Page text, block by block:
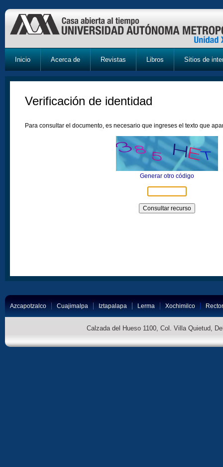
Inicio Acerca de Revistas Libros Sitios de
Verificación de identidad
Para consultar el documento, es necesario que ingreses el texto que
Generar otro código
Azcapotzalco Cuajimalpa Iztapalapa Lerma Xochimilco
Calzada del Hueso 1100, Col. Villa Quietud,